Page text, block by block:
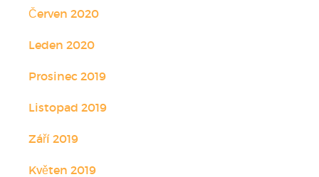
Červen 2020
Leden 2020
Prosinec 2019
Listopad 2019
Září 2019
Květen 2019